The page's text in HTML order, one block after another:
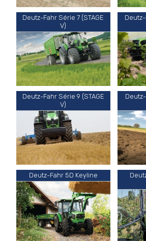
Deutz-Fahr Série 7 (STAGE
V)
Deutz-Fahr Série 9 (STAGE
V)
Deutz-Fahr 5D Keyline